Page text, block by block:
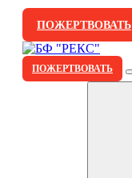
ПОЖЕРТВОВАТЬ
ПОЖЕРТВОВАТЬ